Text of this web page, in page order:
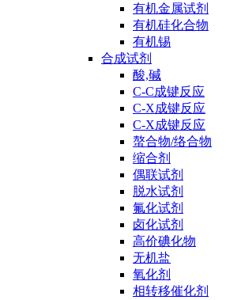
有机金属试剂
有机硅化合物
有机锡
合成试剂
酸,碱
C-C成键反应
C-X成键反应
C-X成键反应
螯合物/络合物
缩合剂
偶联试剂
脱水试剂
氟化试剂
卤化试剂
高价碘化物
无机盐
氧化剂
相转移催化剂